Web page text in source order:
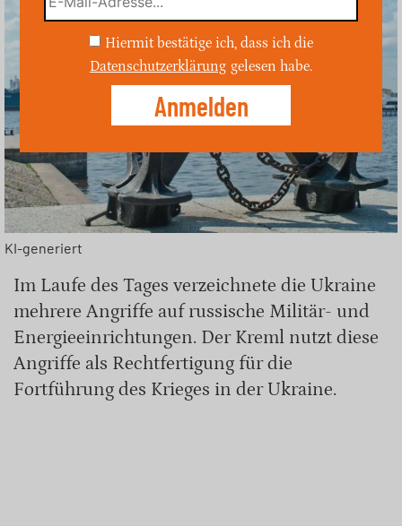
KI-generiert
Im Laufe des Tages verzeichnete die Ukraine
mehrere Angriffe auf russische Militär- und
Energieeinrichtungen. Der Kreml nutzt diese
Angriffe als Rechtfertigung für die
Fortführung des Krieges in der Ukraine.
Hiermit bestätige ich, dass ich die
Datenschutzerklärung gelesen habe.